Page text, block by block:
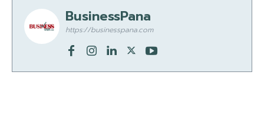
BusinessPana
https://businesspana.com